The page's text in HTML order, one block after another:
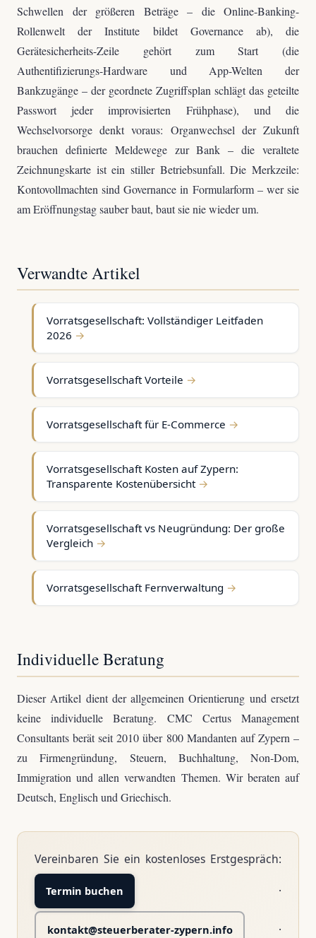
Schwellen der größeren Beträge – die Online-Banking-
Rollenwelt der Institute bildet Governance ab), die
Gerätesicherheits-Zeile gehört zum Start (die
Authentifizierungs-Hardware und App-Welten der
Bankzugänge – der geordnete Zugriffsplan schlägt das geteilte
Passwort jeder improvisierten Frühphase), und die
Wechselvorsorge denkt voraus: Organwechsel der Zukunft
brauchen definierte Meldewege zur Bank – die veraltete
Zeichnungskarte ist ein stiller Betriebsunfall. Die Merkzeile:
Kontovollmachten sind Governance in Formularform – wer sie
am Eröffnungstag sauber baut, baut sie nie wieder um.
Verwandte Artikel
Vorratsgesellschaft: Vollständiger Leitfaden
2026
Vorratsgesellschaft Vorteile
Vorratsgesellschaft für E-Commerce
Vorratsgesellschaft Kosten auf Zypern:
Transparente Kostenübersicht
Vorratsgesellschaft vs Neugründung: Der große
Vergleich
Vorratsgesellschaft Fernverwaltung
Individuelle Beratung
Dieser Artikel dient der allgemeinen Orientierung und ersetzt
keine individuelle Beratung. CMC Certus Management
Consultants berät seit 2010 über 800 Mandanten auf Zypern –
zu Firmengründung, Steuern, Buchhaltung, Non-Dom,
Immigration und allen verwandten Themen. Wir beraten auf
Deutsch, Englisch und Griechisch.
Vereinbaren Sie ein kostenloses Erstgespräch:
Termin buchen ·
kontakt@steuerberater-zypern.info ·